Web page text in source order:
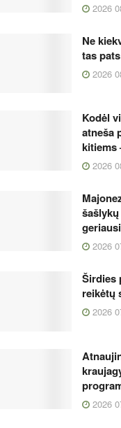
2026
Ne
tas
2026
Kodėl
atneša
kitiems
2026
2026
Širdies
reikėtų
2026
2026